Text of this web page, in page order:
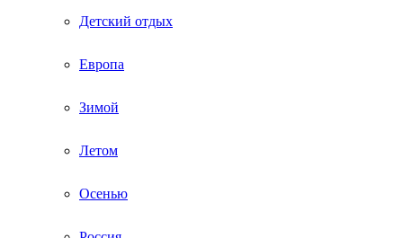
Детский отдых
Европа
Зимой
Летом
Осенью